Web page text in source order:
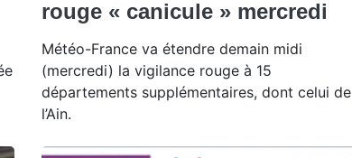
rouge « canicule » mercredi
Météo-France va étendre demain midi
(mercredi) la vigilance rouge à 15
départements supplémentaires, dont celui de
l’Ain.